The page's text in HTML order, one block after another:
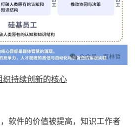
织持续创新的核心
软件的价值被提高，知识工作者